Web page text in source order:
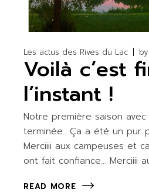
Les actus des Rives du Lac by
Voilà c’est
l’instant !
Notre première saison
terminée.. Ça a été un pur
Merciiii aux campeuses et
ont fait confiance… Merciiii
READ MORE